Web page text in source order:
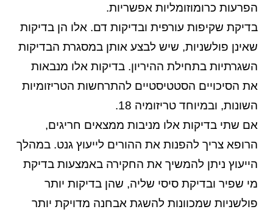
הפרעות כרומוזומליות אפשריות.
בדיקת שקיפות עורפית ובדיקות דם. אלו הן בדיקות
שאינן פולשניות, שיש לבצע אותן במסגרת הבדיקות
השגרתיות בתחילת ההיריון. בדיקות אלו מנבאות
את הסיכויים הסטטיסטיים להתרחשות הטריזומיות
השונות, ובמיוחד טריזומיה 18.
אם שתי בדיקות אלו מניבות ממצאים חריגים,
הרופא צריך להפנות את ההורים לייעוץ גנט. במהלך
הייעוץ ניתן להמשיך את החקירה באמצעות בדיקת
מי שפיר ובדיקת סיסי שליה, שהן בדיקות יותר
פולשניות שמכוונות להשגת אבחנה מדויקת יותר